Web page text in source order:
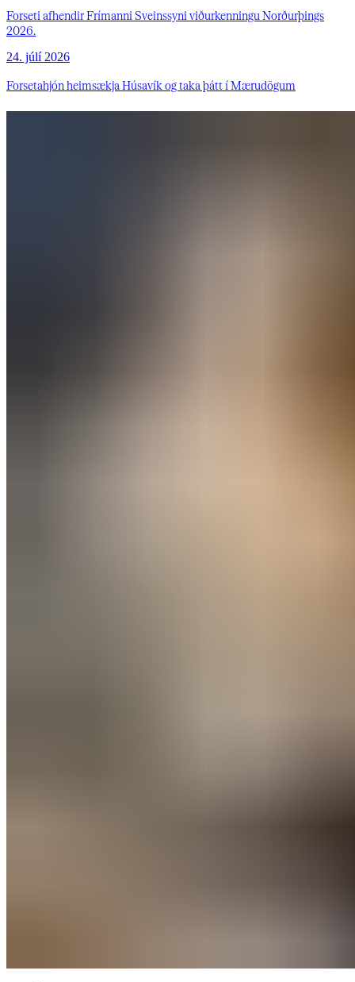
Forseti afhendir Frímanni Sveinssyni viðurkenningu Norðurþings
2026.
24. júlí 2026
Forsetahjón heimsækja Húsavík og taka þátt í Mærudögum